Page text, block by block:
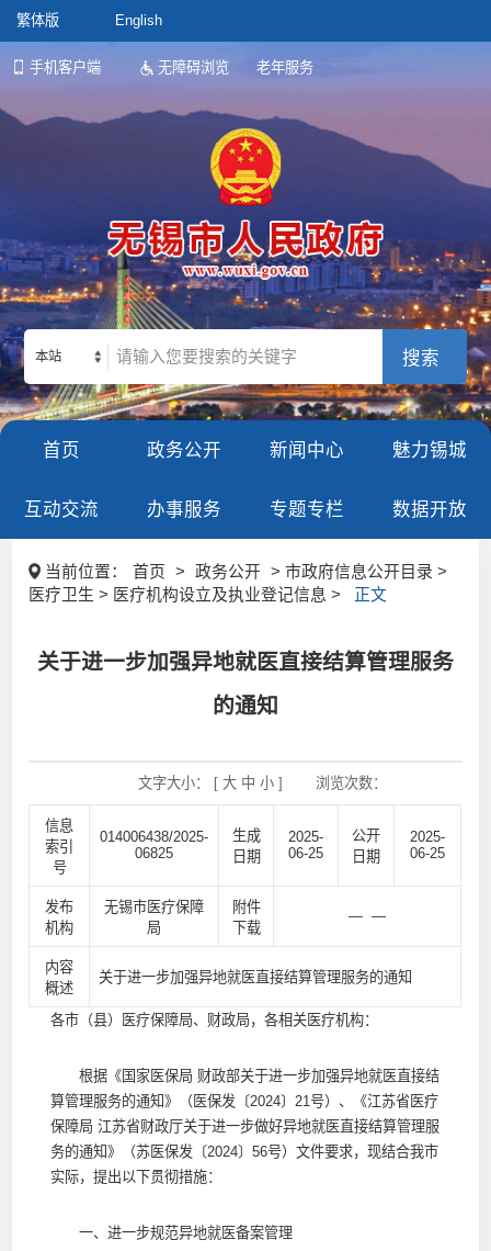
繁体版 English
手机客户端 无障碍浏览 老年服务
本站
首页 政务公开 新闻中心 魅力锡城
互动交流 办事服务 专题专栏 数据开放
当前位置： 首页 > 政务公开
> 市政府信息公开目录 >
医疗卫生 > 医疗机构设立及执业登记信息 >
正文
关于进一步加强异地就医直接结算管理服务
的通知
文字大小： [ 大 中 小] 浏览次数：
信息
索引
号
014006438/2025-
06825
生成
日期
2025-
06-25
公开
日期
2025-
06-25
发布
机构
无锡市医疗保障
局
附件
下载
— —
内容
概述
关于进一步加强异地就医直接结算管理服务的通知
各市（县）医疗保障局、财政局，各相关医疗机构：
根据《国家医保局 财政部关于进一步加强异地就医直接结
算管理服务的通知》（医保发〔2024〕21号）、《江苏省医疗
保障局 江苏省财政厅关于进一步做好异地就医直接结算管理服
务的通知》（苏医保发〔2024〕56号）文件要求，现结合我市
实际，提出以下贯彻措施：
一、进一步规范异地就医备案管理